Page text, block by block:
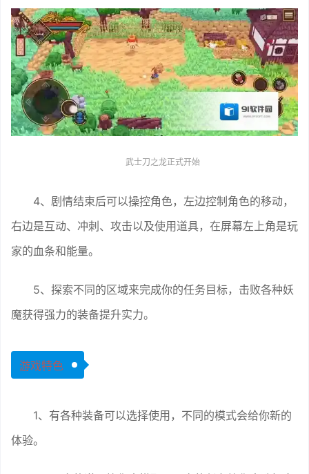
武士刀之龙正式开始
4、剧情结束后可以操控角色，左边控制角色的移动，
右边是互动、冲刺、攻击以及使用道具，在屏幕左上角是玩
家的血条和能量。
5、探索不同的区域来完成你的任务目标，击败各种妖
魔获得强力的装备提升实力。
游戏特色
1、有各种装备可以选择使用，不同的模式会给你新的
体验。